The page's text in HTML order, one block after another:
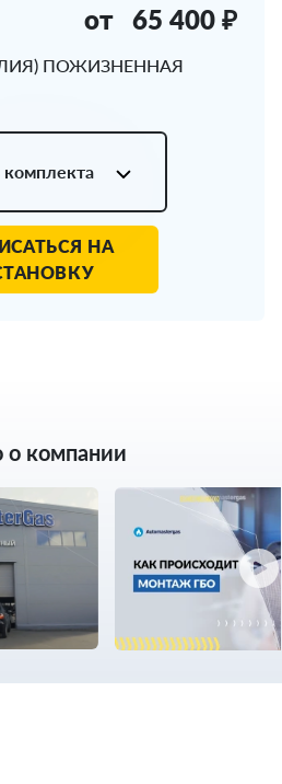
ПОЖИЗНЕННАЯ
от 65 400 ₽
комплекта
НА
о компании